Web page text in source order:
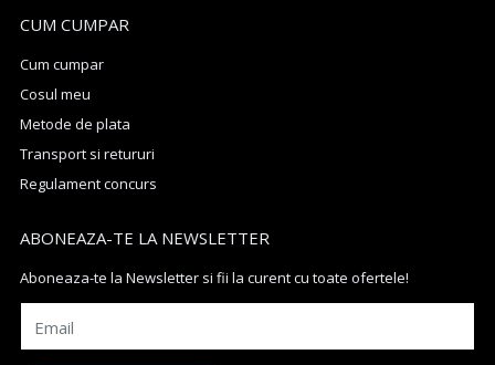
CUM CUMPAR
Cum cumpar
Cosul meu
Metode de plata
Transport si retururi
Regulament concurs
ABONEAZA-TE LA NEWSLETTER
Aboneaza-te la Newsletter si fii la curent cu toate ofertele!
Email